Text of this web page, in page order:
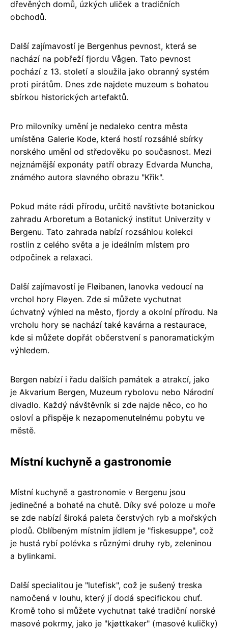
dřevěných domů, úzkých uliček a tradičních
obchodů.
Další zajímavostí je Bergenhus pevnost, která se
nachází na pobřeží fjordu Vågen. Tato pevnost
pochází z 13. století a sloužila jako obranný systém
proti pirátům. Dnes zde najdete muzeum s bohatou
sbírkou historických artefaktů.
Pro milovníky umění je nedaleko centra města
umístěna Galerie Kode, která hostí rozsáhlé sbírky
norského umění od středověku po současnost. Mezi
nejznámější exponáty patří obrazy Edvarda Muncha,
známého autora slavného obrazu "Křik".
Pokud máte rádi přírodu, určitě navštivte botanickou
zahradu Arboretum a Botanický institut Univerzity v
Bergenu. Tato zahrada nabízí rozsáhlou kolekci
rostlin z celého světa a je ideálním místem pro
odpočinek a relaxaci.
Další zajímavostí je Fløibanen, lanovka vedoucí na
vrchol hory Fløyen. Zde si můžete vychutnat
úchvatný výhled na město, fjordy a okolní přírodu. Na
vrcholu hory se nachází také kavárna a restaurace,
kde si můžete dopřát občerstvení s panoramatickým
výhledem.
Bergen nabízí i řadu dalších památek a atrakcí, jako
je Akvarium Bergen, Muzeum rybolovu nebo Národní
divadlo. Každý návštěvník si zde najde něco, co ho
osloví a přispěje k nezapomenutelnému pobytu ve
městě.
Místní kuchyně a gastronomie
Místní kuchyně a gastronomie v Bergenu jsou
jedinečné a bohaté na chutě. Díky své poloze u moře
se zde nabízí široká paleta čerstvých ryb a mořských
plodů. Oblíbeným místním jídlem je "fiskesuppe", což
je hustá rybí polévka s různými druhy ryb, zeleninou
a bylinkami.
Další specialitou je "lutefisk", což je sušený treska
namočená v louhu, který jí dodá specifickou chuť.
Kromě toho si můžete vychutnat také tradiční norské
masové pokrmy, jako je "kjøttkaker" (masové kuličky)